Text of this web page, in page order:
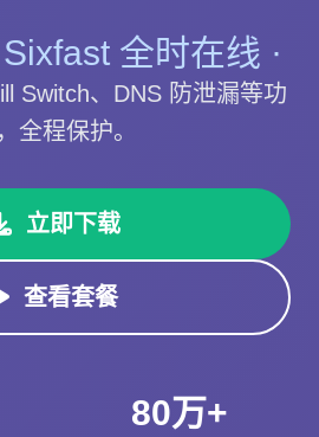
全时在线 ·
Switch、DNS 防泄漏等功
全程保护。
立即下载
查看套餐
80万+